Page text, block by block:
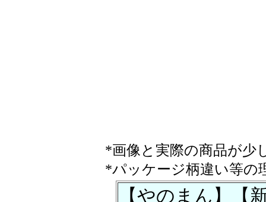
*画像と実際の商品が少
*パッケージ柄違い等の
【やのまん】【